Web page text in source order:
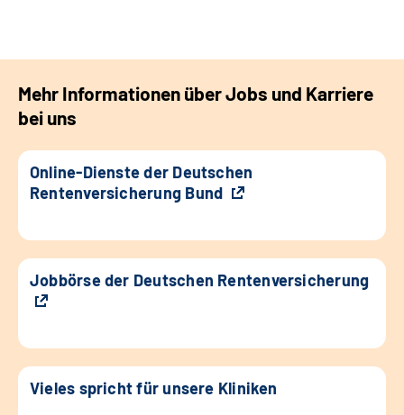
Mehr Informationen über Jobs und Karriere
bei uns
Online-Dienste der Deutschen
Rentenversicherung Bund
Jobbörse der Deutschen Rentenversicherung
Vieles spricht für unsere Kliniken